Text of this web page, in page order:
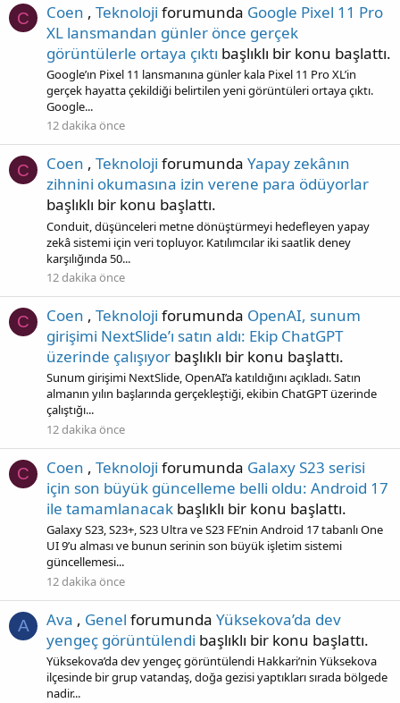
C Coen , Teknoloji forumunda Google Pixel 11 Pro
XL lansmandan günler önce gerçek
görüntülerle ortaya çıktı başlıklı bir konu başlattı.
Google’ın Pixel 11 lansmanına günler kala Pixel 11 Pro XL’in
gerçek hayatta çekildiği belirtilen yeni görüntüleri ortaya çıktı.
Google...
12 dakika önce
C Coen , Teknoloji forumunda Yapay zekânın
zihnini okumasına izin verene para ödüyorlar
başlıklı bir konu başlattı.
Conduit, düşünceleri metne dönüştürmeyi hedefleyen yapay
zekâ sistemi için veri topluyor. Katılımcılar iki saatlik deney
karşılığında 50...
12 dakika önce
C Coen , Teknoloji forumunda OpenAI, sunum
girişimi NextSlide’ı satın aldı: Ekip ChatGPT
üzerinde çalışıyor başlıklı bir konu başlattı.
Sunum girişimi NextSlide, OpenAI’a katıldığını açıkladı. Satın
almanın yılın başlarında gerçekleştiği, ekibin ChatGPT üzerinde
çalıştığı...
12 dakika önce
C Coen , Teknoloji forumunda Galaxy S23 serisi
için son büyük güncelleme belli oldu: Android 17
ile tamamlanacak başlıklı bir konu başlattı.
Galaxy S23, S23+, S23 Ultra ve S23 FE’nin Android 17 tabanlı One
UI 9’u alması ve bunun serinin son büyük işletim sistemi
güncellemesi...
12 dakika önce
A Ava , Genel forumunda Yüksekova’da dev
yengeç görüntülendi başlıklı bir konu başlattı.
Yüksekova’da dev yengeç görüntülendi Hakkari’nin Yüksekova
ilçesinde bir grup vatandaş, doğa gezisi yaptıkları sırada bölgede
nadir...